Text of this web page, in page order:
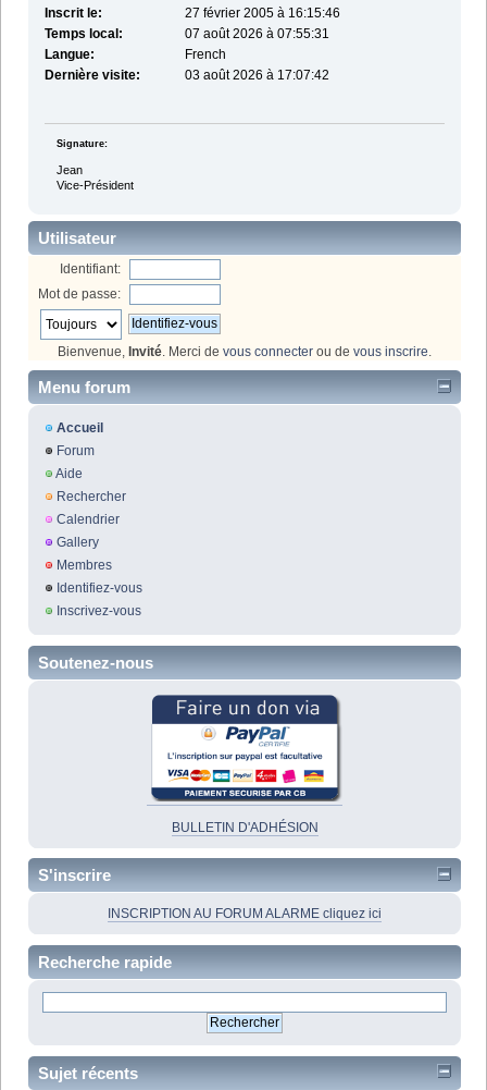
Inscrit le:
27 février 2005 à 16:15:46
Temps local:
07 août 2026 à 07:55:31
Langue:
French
Dernière visite:
03 août 2026 à 17:07:42
Signature:
Jean
Vice-Président
Utilisateur
Identifiant:
Mot de passe:
Bienvenue, Invité. Merci de vous connecter ou de vous inscrire.
Menu forum
Accueil
Forum
Aide
Rechercher
Calendrier
Gallery
Membres
Identifiez-vous
Inscrivez-vous
Soutenez-nous
BULLETIN D'ADHÉSION
S'inscrire
INSCRIPTION AU FORUM ALARME cliquez ici
Recherche rapide
Sujet récents